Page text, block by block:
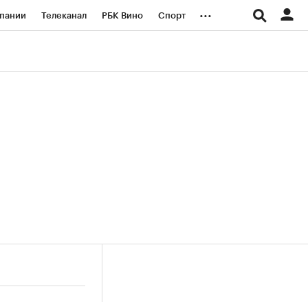
Телеканал РБК Вино Спорт ...